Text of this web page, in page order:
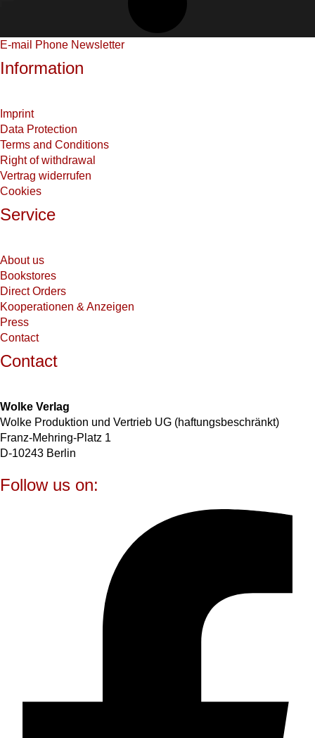
E-mail Phone Newsletter
Information
Imprint
Data Protection
Terms and Conditions
Right of withdrawal
Vertrag widerrufen
Cookies
Service
About us
Bookstores
Direct Orders
Kooperationen & Anzeigen
Press
Contact
Contact
Wolke Verlag
Wolke Produktion und Vertrieb UG (haftungsbeschränkt)
Franz-Mehring-Platz 1
D-10243 Berlin
Follow us on: